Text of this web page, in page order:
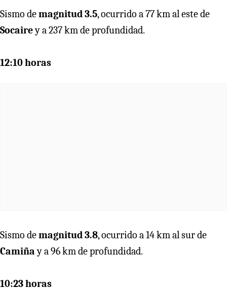
Sismo demagnitud 3.5, ocurrido a 77 km al este de
Socairey a 237 km de profundidad.
12:10 horas
Sismo demagnitud 3.8, ocurrido a 14 km al sur de
Camiñay a 96 km de profundidad.
10:23 horas